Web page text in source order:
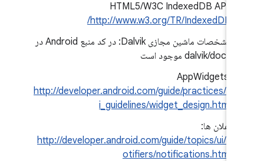
HTML5/W3C IndexedDB API:
http://www.w3.org/TR/IndexedDB/
مشخصات ماشین مجازی Dalvik: در کد منبع Android در
dalvik/docs موجود است
AppWidgets:
http://developer.android.com/guide/practices/u
i_guidelines/widget_design.html
اعلان ها:
http://developer.android.com/guide/topics/ui/n
otifiers/notifications.html